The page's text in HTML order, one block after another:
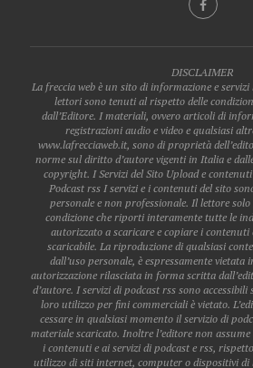
DISCLAIMER
La freccia web è un sito di informazione e
lettori sono tenuti al rispetto delle
dall’Editore. I materiali, ovvero articoli di
registrazioni audio e video e qualsiasi
www.lafrecciaweb.it, sono di proprietà
norme sul diritto d’autore vigenti in Italia e
copyright. I Servizi del Sito Upload e
Podcast rss I servizi e i contenuti del sito
personale e non professionale. Il lettore
condizione che riporti interamente tutte le
autorizzato a scaricare e copiare i
scaricabile. La riproduzione di qualsiasi
dall’uso personale, è espressamente vietata
autorizzazione rilasciata in forma scritta
d’autore. I servizi di podcast rss sono
loro utilizzo per fini commerciali è vietato.
cessare in qualsiasi momento il servizio di
materiale scaricato. Inoltre l’editore non
i contenuti e ai servizi di podcast e rss,
utilizzo di siti internet, computer o dispositivi